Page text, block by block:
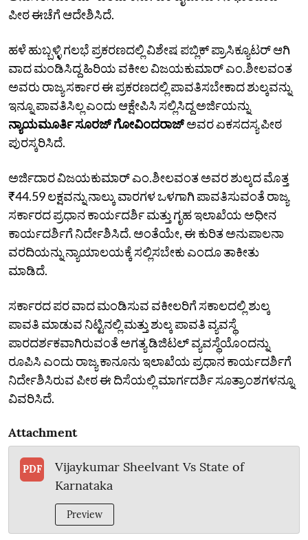
ಪೀಠ ಈಚೆಗೆ ಆದೇಶಿಸಿದೆ.
ಹಳೆ ಹುಬ್ಬಳ್ಳಿ ಗಲಭೆ ಪ್ರಕರಣದಲ್ಲಿ ವಿಶೇಷ ಪಬ್ಲಿಕ್‌ ಪ್ರಾಸಿಕ್ಯೂಟರ್‌ ಆಗಿ
ವಾದ ಮಂಡಿಸಿದ್ದ ಹಿರಿಯ ವಕೀಲ ವಿಜಯಕುಮಾರ್ ಎಂ.ಶೀಲವಂತ
ಅವರು ರಾಜ್ಯ ಸರ್ಕಾರ ಈ ಪ್ರಕರಣದಲ್ಲಿ ಪಾವತಿಸಬೇಕಾದ ಶುಲ್ಕವನ್ನು
ಇನ್ನೂ ಪಾವತಿಸಿಲ್ಲ ಎಂದು ಆಕ್ಷೇಪಿಸಿ ಸಲ್ಲಿಸಿದ್ದ ಅರ್ಜಿಯನ್ನು
ನ್ಯಾಯಮೂರ್ತಿ ಸೂರಜ್‌ ಗೋವಿಂದರಾಜ್‌ಅವರ ಏಕಸದಸ್ಯ ಪೀಠ
ಪುರಸ್ಕರಿಸಿದೆ.
ಅರ್ಜಿದಾರ ವಿಜಯಕುಮಾರ್ ಎಂ.ಶೀಲವಂತ ಅವರ ಶುಲ್ಕದ ಮೊತ್ತ
₹44.59 ಲಕ್ಷವನ್ನು ನಾಲ್ಕು ವಾರಗಳ ಒಳಗಾಗಿ ಪಾವತಿಸುವಂತೆ ರಾಜ್ಯ
ಸರ್ಕಾರದ ಪ್ರಧಾನ ಕಾರ್ಯದರ್ಶಿ ಮತ್ತು ಗೃಹ ಇಲಾಖೆಯ ಅಧೀನ
ಕಾರ್ಯದರ್ಶಿಗೆ ನಿರ್ದೇಶಿಸಿದೆ. ಅಂತೆಯೇ, ಈ ಕುರಿತ ಅನುಪಾಲನಾ
ವರದಿಯನ್ನು ನ್ಯಾಯಾಲಯಕ್ಕೆ ಸಲ್ಲಿಸಬೇಕು ಎಂದೂ ತಾಕೀತು
ಮಾಡಿದೆ.
ಸರ್ಕಾರದ ಪರ ವಾದ ಮಂಡಿಸುವ ವಕೀಲರಿಗೆ ಸಕಾಲದಲ್ಲಿ ಶುಲ್ಕ
ಪಾವತಿ ಮಾಡುವ ನಿಟ್ಟಿನಲ್ಲಿ ಮತ್ತು ಶುಲ್ಕ ಪಾವತಿ ವ್ಯವಸ್ಥೆ
ಪಾರದರ್ಶಕವಾಗಿರುವಂತೆ ಅಗತ್ಯ ಡಿಜಿಟಲ್‌ ವ್ಯವಸ್ಥೆಯೊಂದನ್ನು
ರೂಪಿಸಿ ಎಂದು ರಾಜ್ಯ ಕಾನೂನು ಇಲಾಖೆಯ ಪ್ರಧಾನ ಕಾರ್ಯದರ್ಶಿಗೆ
ನಿರ್ದೇಶಿಸಿರುವ ಪೀಠ ಈ ದಿಸೆಯಲ್ಲಿ ಮಾರ್ಗದರ್ಶಿ ಸೂತ್ರಾಂಶಗಳನ್ನೂ
ವಿವರಿಸಿದೆ.
Attachment
PDF
Vijaykumar Sheelvant Vs State of
Karnataka
Preview